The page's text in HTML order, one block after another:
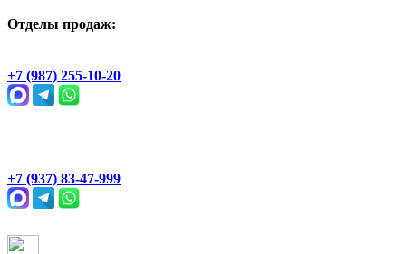
Отделы продаж:
+7 (987) 255-10-20
+7 (937) 83-47-999